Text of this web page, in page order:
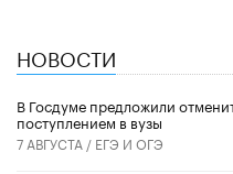
НОВОСТИ
В Госдуме предложили
поступлением в вузы
7 АВГУСТА / ЕГЭ И ОГЭ